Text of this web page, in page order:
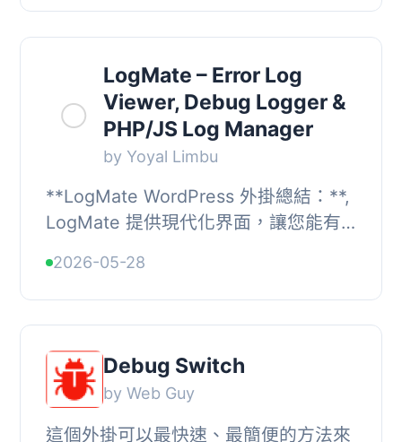
禁用。 , 在自訂...
LogMate – Error Log
Viewer, Debug Logger &
PHP/JS Log Manager
by Yoyal Limbu
**LogMate WordPress 外掛總結：**,
LogMate 提供現代化界面，讓您能有
PHP/JS 日誌。監控、篩選、清理以及
匯出您的日誌。, , ...
2026-05-28
Debug Switch
by Web Guy
這個外掛可以最快速、最簡便的方法來